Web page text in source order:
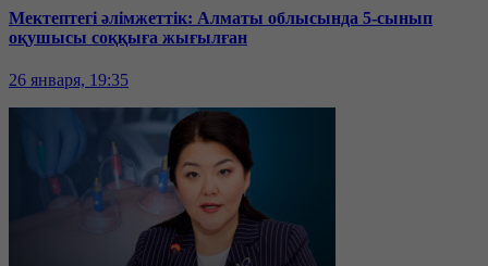
Мектептегі әлімжеттік: Алматы облысында 5-сынып
оқушысы соққыға жығылған
26 января, 19:35